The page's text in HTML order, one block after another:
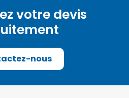
votre devis
nous